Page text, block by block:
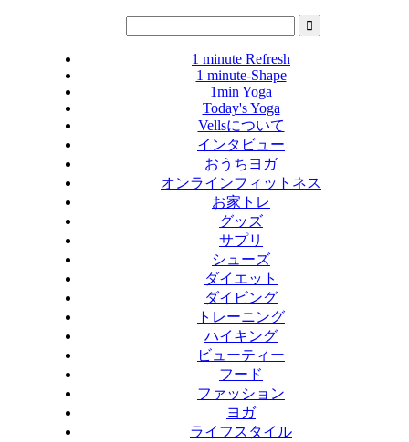
1 minute Refresh
1 minute-Shape
1min Yoga
Today's Yoga
Vellsについて
インタビュー
おうちヨガ
オンラインフィットネス
お家トレ
グッズ
サプリ
シューズ
ダイエット
ダイビング
トレーニング
ハイキング
ビューティー
フード
ファッション
ヨガ
ライフスタイル